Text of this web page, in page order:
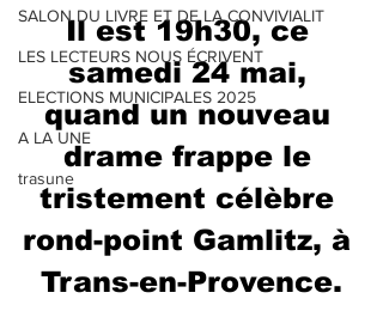
SALON DU LIVRE ET DE LA CONVIVIALIT
LES LECTEURS NOUS ÉCRIVENT
ELECTIONS MUNICIPALES 2025
A LA UNE
trasune
Il est 19h30, ce
samedi 24 mai,
quand un nouveau
drame frappe le
tristement célèbre
rond-point Gamlitz, à
Trans-en-Provence.